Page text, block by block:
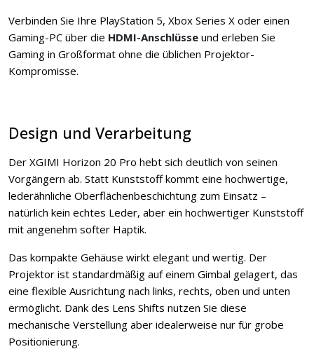
Verbinden Sie Ihre PlayStation 5, Xbox Series X oder einen
Gaming-PC über die HDMI-Anschlüsse und erleben Sie
Gaming in Großformat ohne die üblichen Projektor-
Kompromisse.
Design und Verarbeitung
Der XGIMI Horizon 20 Pro hebt sich deutlich von seinen
Vorgängern ab. Statt Kunststoff kommt eine hochwertige,
lederähnliche Oberflächenbeschichtung zum Einsatz –
natürlich kein echtes Leder, aber ein hochwertiger Kunststoff
mit angenehm softer Haptik.
Das kompakte Gehäuse wirkt elegant und wertig. Der
Projektor ist standardmäßig auf einem Gimbal gelagert, das
eine flexible Ausrichtung nach links, rechts, oben und unten
ermöglicht. Dank des Lens Shifts nutzen Sie diese
mechanische Verstellung aber idealerweise nur für grobe
Positionierung.